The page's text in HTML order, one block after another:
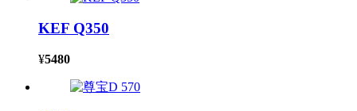
KEF Q350
¥5480